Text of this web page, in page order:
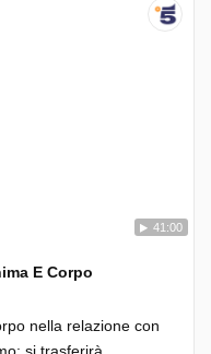
41:00
E Corpo
nella relazione con